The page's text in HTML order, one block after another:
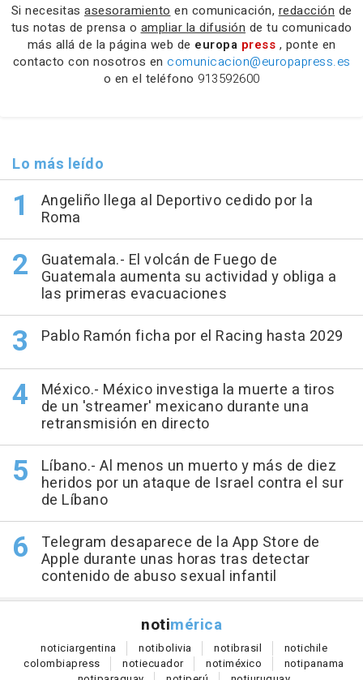
Si necesitas asesoramiento en comunicación, redacción de
tus notas de prensa o ampliar la difusión de tu comunicado
más allá de la página web de europa press , ponte en
contacto con nosotros en comunicacion@europapress.es
o en el teléfono 913592600
Lo más leído
Angeliño llega al Deportivo cedido por la
Roma
Guatemala.- El volcán de Fuego de
Guatemala aumenta su actividad y obliga a
las primeras evacuaciones
Pablo Ramón ficha por el Racing hasta 2029
México.- México investiga la muerte a tiros
de un 'streamer' mexicano durante una
retransmisión en directo
Líbano.- Al menos un muerto y más de diez
heridos por un ataque de Israel contra el sur
de Líbano
Telegram desaparece de la App Store de
Apple durante unas horas tras detectar
contenido de abuso sexual infantil
notimérica
noticiargentina notibolivia notibrasil notichile
colombiapress notiecuador notiméxico notipanama